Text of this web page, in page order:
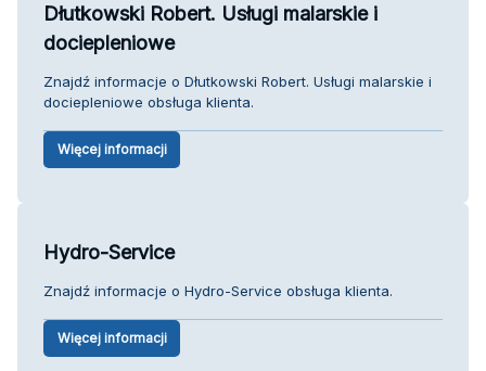
Dłutkowski Robert. Usługi malarskie i
dociepleniowe
Znajdź informacje o Dłutkowski Robert. Usługi malarskie i
dociepleniowe obsługa klienta.
Więcej informacji
Hydro-Service
Znajdź informacje o Hydro-Service obsługa klienta.
Więcej informacji